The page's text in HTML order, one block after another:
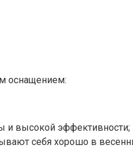
оснащением:
и высокой эффективности;
себя хорошо в